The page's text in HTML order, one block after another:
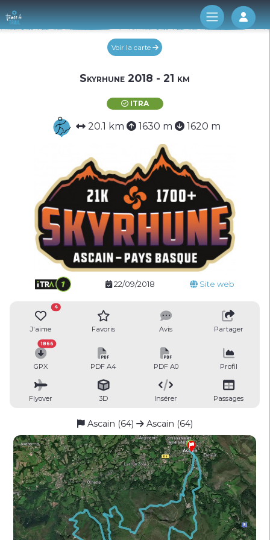
Log
Voir la carte
Skyrhune 2018 - 21 km
ITRA
20.1 km 1630 m 1620 m
22/09/2018 Site web
J'aime
4
Favoris Avis Partager
GPX
1866
PDF A4 PDF A0 Profil
Flyover 3D Insérer Passages
Ascain (64) Ascain (64)